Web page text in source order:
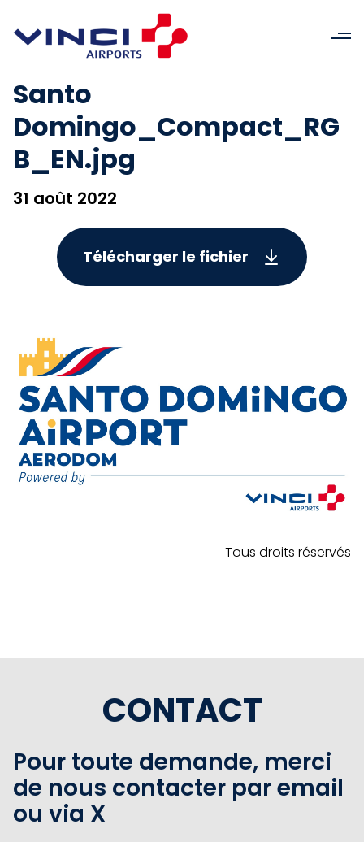
Santo
Domingo_Compact_RG
B_EN.jpg
31 août 2022
Télécharger le fichier
Tous droits réservés
CONTACT
Pour toute demande, merci
de nous contacter par email
ou via X